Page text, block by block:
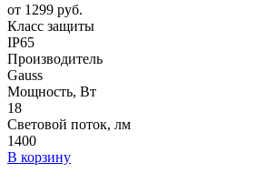
от 1299 руб.
Класс защиты
IP65
Производитель
Gauss
Мощность, Вт
18
Световой поток, лм
1400
В корзину